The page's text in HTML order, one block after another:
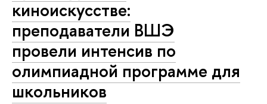
киноискусстве:
преподаватели ВШЭ
провели интенсив по
олимпиадной программе для
школьников